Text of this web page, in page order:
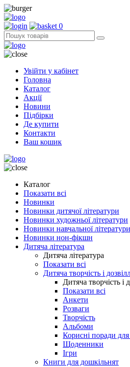
0
Увійти у кабінет
Головна
Каталог
Акції
Новини
Підбірки
Де купити
Контакти
Ваш кошик
Каталог
Показати всі
Новинки
Новинки дитячої літератури
Новинки художньої літератури
Новинки навчальної літератури
Новинки нон-фікшн
Дитяча література
Дитяча література
Показати всі
Дитяча творчість і
Дитяча творчість і
Показати всі
Анкети
Розваги
Творчість
Альбоми
Корисні поради для
Щоденники
Ігри
Книги для дошкільнят